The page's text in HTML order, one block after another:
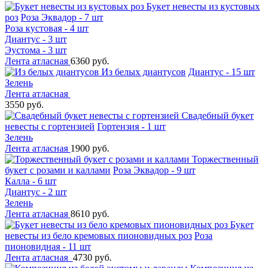
Букет невесты из кустовых
роз Роза Эквадор - 7 шт
Роза кустовая - 4 шт
Диантус - 3 шт
Эустома - 3 шт
Лента атласная 6360 руб.
Из белых диантусов Диантус - 15 шт
Зелень
Лента атласная
3550 руб.
Свадебный букет
невесты с гортензией Гортензия - 1 шт
Зелень
Лента атласная 1900 руб.
Торжественный
букет с розами и каллами Роза Эквадор - 9 шт
Калла - 6 шт
Диантус - 2 шт
Зелень
Лента атласная 8610 руб.
Букет
невесты из бело кремовых пионовидных роз Роза
пионовидная - 11 шт
Лента атласная 4730 руб.